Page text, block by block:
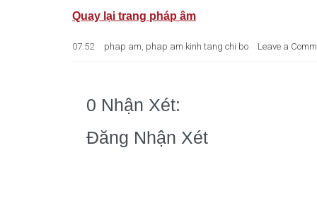
Quay lại trang pháp âm
07:52 phap am, phap am kinh tang chi bo Leave a
0 Nhận Xét:
Đăng Nhận Xét